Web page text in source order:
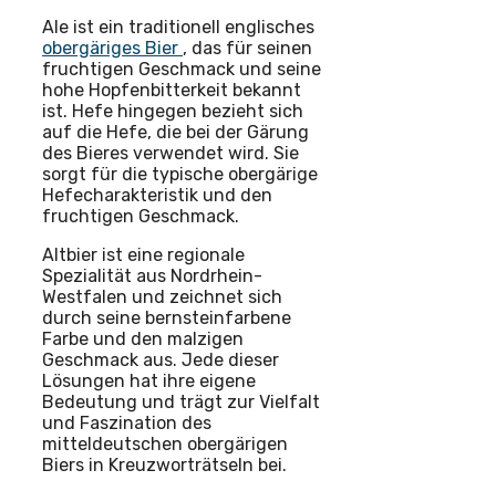
Ale ist ein traditionell englisches
obergäriges Bier , das für seinen
fruchtigen Geschmack und seine
hohe Hopfenbitterkeit bekannt
ist. Hefe hingegen bezieht sich
auf die Hefe, die bei der Gärung
des Bieres verwendet wird. Sie
sorgt für die typische obergärige
Hefecharakteristik und den
fruchtigen Geschmack.
Altbier ist eine regionale
Spezialität aus Nordrhein-
Westfalen und zeichnet sich
durch seine bernsteinfarbene
Farbe und den malzigen
Geschmack aus. Jede dieser
Lösungen hat ihre eigene
Bedeutung und trägt zur Vielfalt
und Faszination des
mitteldeutschen obergärigen
Biers in Kreuzworträtseln bei.